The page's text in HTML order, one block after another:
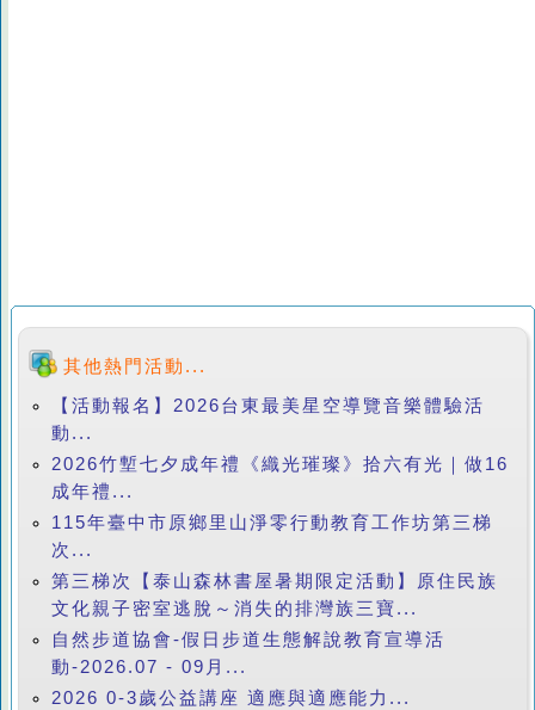
其他熱門活動...
【活動報名】2026台東最美星空導覽音樂體驗活
動...
2026竹塹七夕成年禮《織光璀璨》拾六有光｜做16
成年禮...
115年臺中市原鄉里山淨零行動教育工作坊第三梯
次...
第三梯次【泰山森林書屋暑期限定活動】原住民族
文化親子密室逃脫～消失的排灣族三寶...
自然步道協會-假日步道生態解說教育宣導活
動-2026.07 - 09月...
2026 0-3歲公益講座 適應與適應能力...